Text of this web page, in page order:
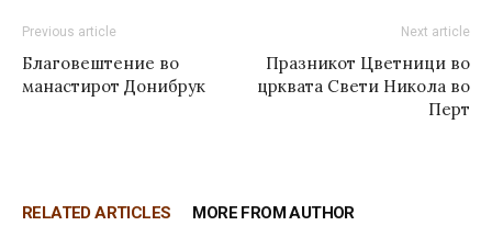
Previous article
Благовештение во
манастирот Донибрук
Next article
Празникот Цветници во
црквата Свети Никола во
Перт
RELATED ARTICLES MORE FROM AUTHOR